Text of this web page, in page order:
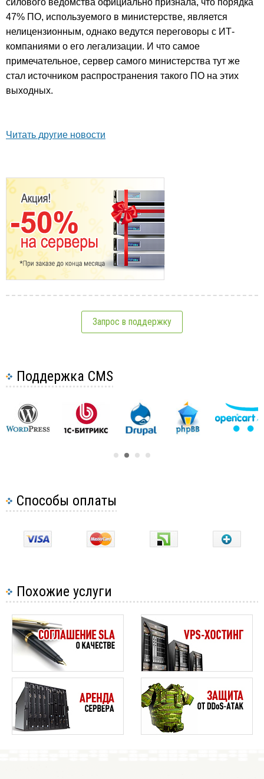
47% ПО, используемого в министерстве, является
нелицензионным, однако ведутся переговоры с ИТ-
компаниями о его легализации. И что самое
примечательное, сервер самого министерства тут же
стал источником распространения такого ПО на этих
выходных.
Читать другие новости
Запрос в поддержку
Поддержка CMS
Способы оплаты
Похожие услуги